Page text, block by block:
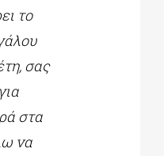
το
σας
στα
να